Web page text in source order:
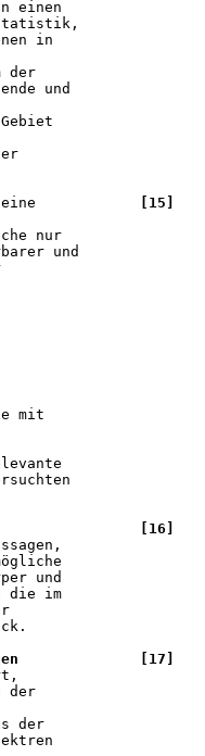
einen
in
der
und
eine
[15]
nur
und
mit
[16]
und
die im
[17]
der
der